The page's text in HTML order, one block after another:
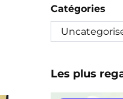
Catégories
Les plus